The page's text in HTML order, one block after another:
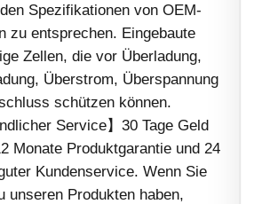
Spezifikationen von OEM-
zu entsprechen. Eingebaute
Zellen, die vor Überladung,
Überstrom, Überspannung
schützen können.
Service】30 Tage Geld
Monate Produktgarantie und 24
Kundenservice. Wenn Sie
unseren Produkten haben,